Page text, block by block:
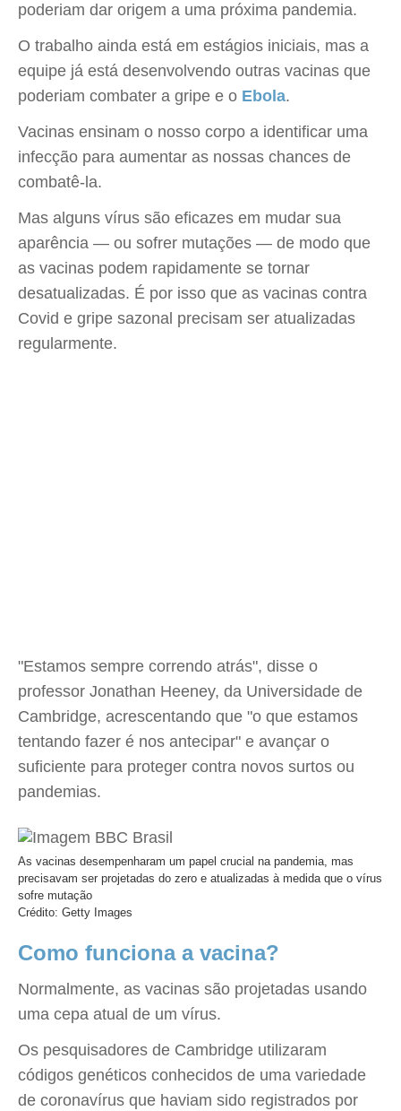
poderiam dar origem a uma próxima pandemia.
O trabalho ainda está em estágios iniciais, mas a
equipe já está desenvolvendo outras vacinas que
poderiam combater a gripe e o Ebola.
Vacinas ensinam o nosso corpo a identificar uma
infecção para aumentar as nossas chances de
combatê-la.
Mas alguns vírus são eficazes em mudar sua
aparência — ou sofrer mutações — de modo que
as vacinas podem rapidamente se tornar
desatualizadas. É por isso que as vacinas contra
Covid e gripe sazonal precisam ser atualizadas
regularmente.
"Estamos sempre correndo atrás", disse o
professor Jonathan Heeney, da Universidade de
Cambridge, acrescentando que "o que estamos
tentando fazer é nos antecipar" e avançar o
suficiente para proteger contra novos surtos ou
pandemias.
As vacinas desempenharam um papel crucial na pandemia, mas
precisavam ser projetadas do zero e atualizadas à medida que o vírus
sofre mutação
Crédito: Getty Images
Como funciona a vacina?
Normalmente, as vacinas são projetadas usando
uma cepa atual de um vírus.
Os pesquisadores de Cambridge utilizaram
códigos genéticos conhecidos de uma variedade
de coronavírus que haviam sido registrados por